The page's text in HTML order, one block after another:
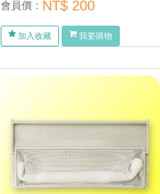
會員價： NT$ 200
加入收藏 我要購物